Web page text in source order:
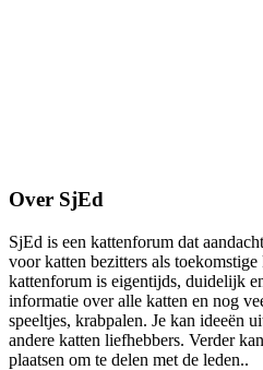
Over SjEd
SjEd is een kattenforum dat
voor katten bezitters als
kattenforum is eigentijds, duidelijk
informatie over alle katten en nog
speeltjes, krabpalen. Je kan ideeën
andere katten liefhebbers. Verder
plaatsen om te delen met de leden..